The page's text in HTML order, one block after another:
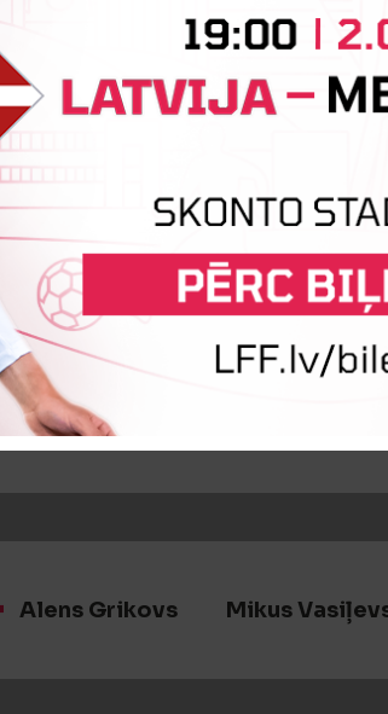
Haruna Rasid Njie Alain
Strahinja Rakič
Alens Grikovs
Alens Grikovs Mikus